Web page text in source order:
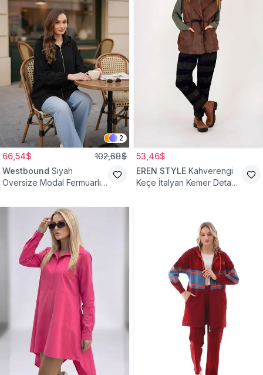
2
66,54$ 102,68$
Westbound Siyah
Oversize Modal Fermuarlı
53,46$
EREN STYLE Kahverengi
Keçe İtalyan Kemer Detaylı